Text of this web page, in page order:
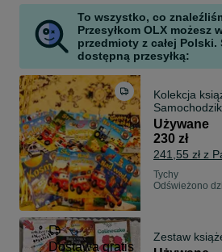
To wszystko, co
Przesyłkom OLX możesz
przedmioty z całej Polski.
dostępną przesyłką:
Kolekcja
Używane
230 zł
241,55 zł z
Tychy
Odświeżono
Dostawa gratis
Zestaw